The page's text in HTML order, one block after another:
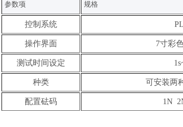
参数项 规格
控制系统
操作界面 7寸彩
测试时间设定
种类 可安装两
配置砝码 1N